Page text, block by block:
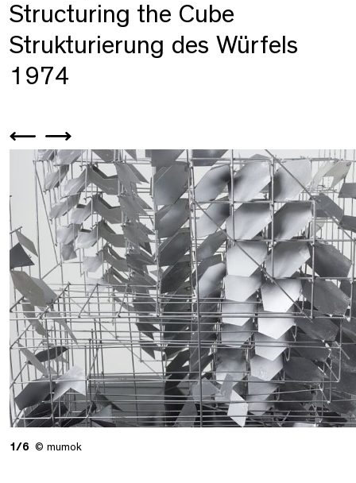
Structuring the Cube
Strukturierung des Würfels
1974
1/6 © mumok